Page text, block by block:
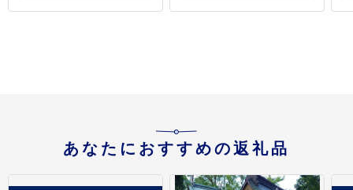
月山
あなたにおすすめの返礼品